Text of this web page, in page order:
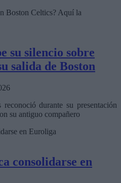
su silencio sobre
salida de Boston
durante su presentación
su antiguo compañero
consolidarse en